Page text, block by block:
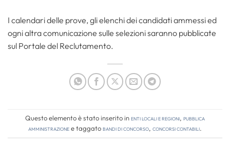
I calendari delle prove, gli elenchi dei candidati ammessi ed
ogni altra comunicazione sulle selezioni saranno pubblicate
sul Portale del Reclutamento.
Questo elemento è stato inserito inEnti locali e regioni, Pubblica
amministrazionee taggatobandi di concorso, concorsi contabili.